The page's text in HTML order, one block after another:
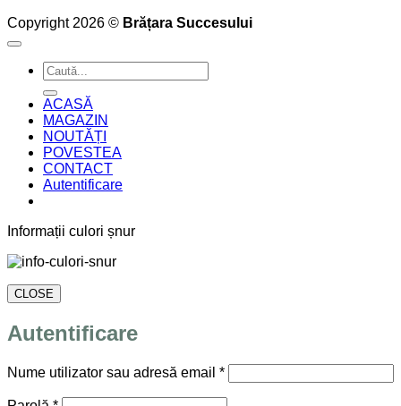
Copyright 2026 © Brățara Succesului
Caută
după:
ACASĂ
MAGAZIN
NOUTĂȚI
POVESTEA
CONTACT
Autentificare
Informații culori șnur
CLOSE
Autentificare
Nume utilizator sau adresă email *Obligatoriu